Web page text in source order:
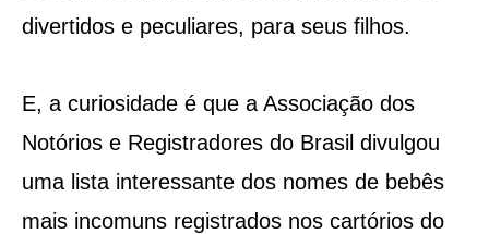
divertidos e peculiares, para seus filhos.
E, a curiosidade é que a Associação dos
Notórios e Registradores do Brasil divulgou
uma lista interessante dos nomes de bebês
mais incomuns registrados nos cartórios do